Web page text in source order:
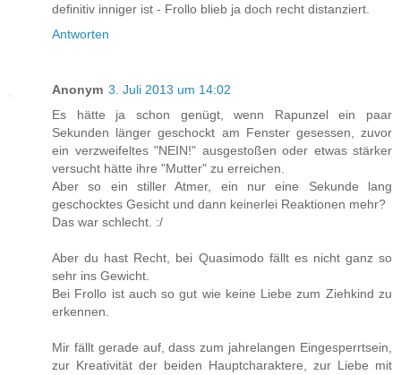
definitiv inniger ist - Frollo blieb ja doch recht distanziert.
Antworten
Anonym 3. Juli 2013 um 14:02
Es hätte ja schon genügt, wenn Rapunzel ein paar
Sekunden länger geschockt am Fenster gesessen, zuvor
ein verzweifeltes "NEIN!" ausgestoßen oder etwas stärker
versucht hätte ihre "Mutter" zu erreichen.
Aber so ein stiller Atmer, ein nur eine Sekunde lang
geschocktes Gesicht und dann keinerlei Reaktionen mehr?
Das war schlecht. :/
Aber du hast Recht, bei Quasimodo fällt es nicht ganz so
sehr ins Gewicht.
Bei Frollo ist auch so gut wie keine Liebe zum Ziehkind zu
erkennen.
Mir fällt gerade auf, dass zum jahrelangen Eingesperrtsein,
zur Kreativität der beiden Hauptcharaktere, zur Liebe mit